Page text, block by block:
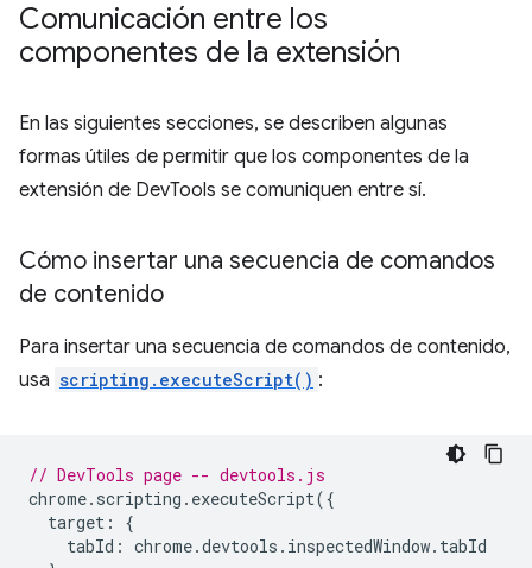
Comunicación entre los
componentes de la extensión
En las siguientes secciones, se describen algunas
formas útiles de permitir que los componentes de la
extensión de DevTools se comuniquen entre sí.
Cómo insertar una secuencia de comandos
de contenido
Para insertar una secuencia de comandos de contenido,
usa scripting.executeScript() :
// DevTools page -- devtools.js
chrome. scripting . executeScript({
target :
{
tabId : chrome.devtools . inspectedWindow. tabId